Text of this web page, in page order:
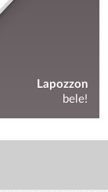
Lapozzon
bele!